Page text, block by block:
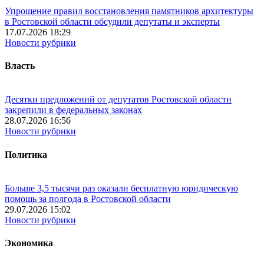
Упрощение правил восстановления памятников архитектуры
в Ростовской области обсудили депутаты и эксперты
17.07.2026 18:29
Новости рубрики
Власть
Десятки предложений от депутатов Ростовской области
закрепили в федеральных законах
28.07.2026 16:56
Новости рубрики
Политика
Больше 3,5 тысячи раз оказали бесплатную юридическую
помощь за полгода в Ростовской области
29.07.2026 15:02
Новости рубрики
Экономика